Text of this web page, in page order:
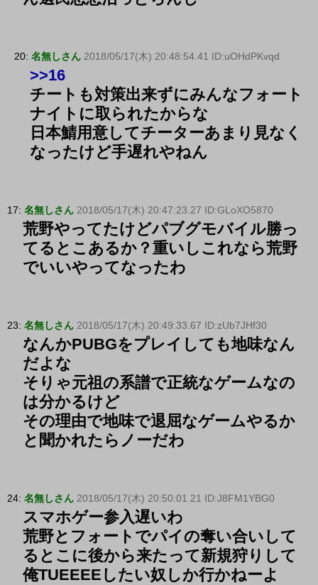
20: 名無しさん 2018/05/17(木) 20:48:54.41 ID:uOHdPKvqd
>>16
チートも対策出来ずにみんなフォート
ナイトに取られたからな
日本鯖用意してチーターあまり見なく
なったけど手遅れやねん
17: 名無しさん 2018/05/17(木) 20:47:23.27 ID:GLoXO5870
荒野やってたけどパブグモバイル勝っ
てるとこあるか？重いしこれなら荒野
でいいやってなったわ
23: 名無しさん 2018/05/17(木) 20:49:33.67 ID:zUb7JHf30
なんかPUBGをプレイしても地味なん
だよな
そりゃ元祖の系譜で正統なゲームなの
は分かるけど
その理由で地味で退屈なゲームやるか
と聞かれたらノーだわ
24: 名無しさん 2018/05/17(木) 20:50:01.21 ID:J8FM1YBG0
スマホゲー参入遅いわ
荒野とフォートでパイの奪い合いして
るとこに後から来たって新規狩りして
俺TUEEEEしたい奴しか行かねーよ